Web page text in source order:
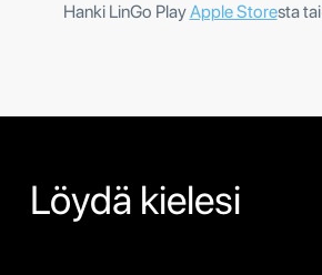
Hanki LinGo PlayApple Storesta tai
Löydä kielesi